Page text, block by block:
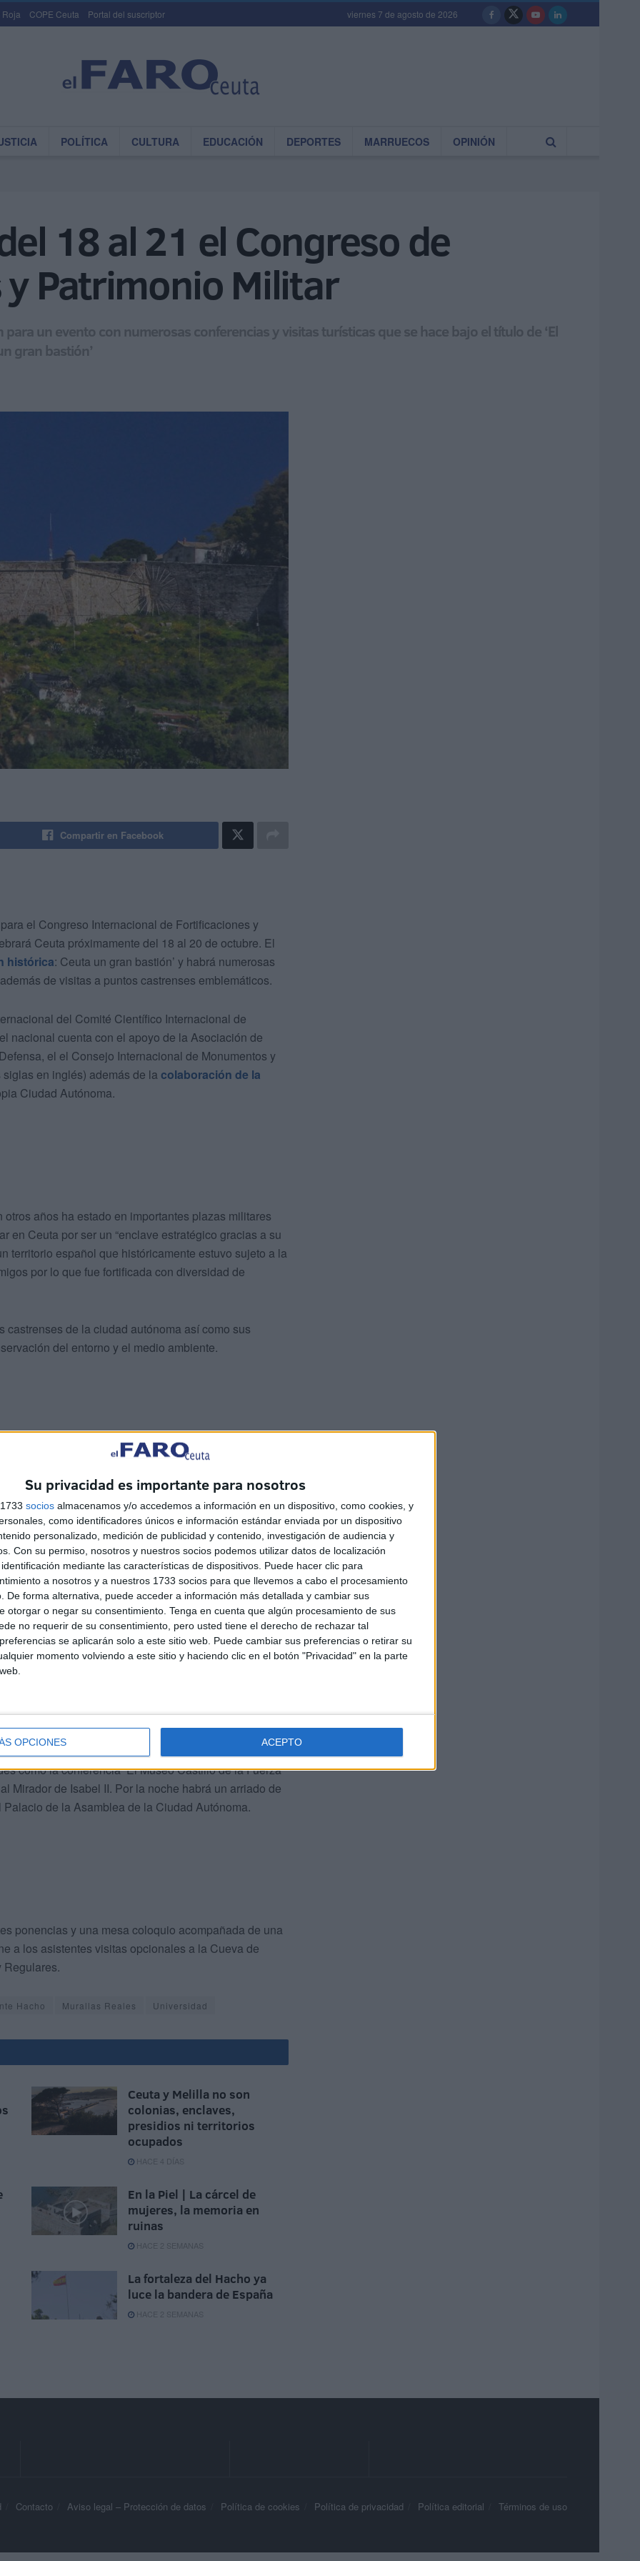
Su privacidad es importante para nosotros
socios almacenamos y/o accedemos a información en un dispositivo, como cookies, y
como identificadores únicos e información estándar enviada por un dispositivo
personalizado, medición de publicidad y contenido, investigación de audiencia y
Con su permiso, nosotros y nuestros socios podemos utilizar datos de localización
mediante las características de dispositivos. Puede hacer clic para
a nosotros y a nuestros 1733 socios para que llevemos a cabo el procesamiento
De forma alternativa, puede acceder a información más detallada y cambiar sus
otorgar o negar su consentimiento. Tenga en cuenta que algún procesamiento de sus
no requerir de su consentimiento, pero usted tiene el derecho de rechazar tal
se aplicarán solo a este sitio web. Puede cambiar sus preferencias o retirar su
momento volviendo a este sitio y haciendo clic en el botón "Privacidad" en la parte
OPCIONES ACEPTO
Roja COPE Ceuta Portal del suscriptor viernes 7 de agosto de 2026
POLÍTICA CULTURA EDUCACIÓN DEPORTES MARRUECOS OPINIÓN
18 al 21 el Congreso de
Patrimonio Militar
un evento con numerosas conferencias y visitas turísticas que se hace bajo el título de ‘El
gran bastión’
Compartir en Facebook
el Congreso Internacional de Fortificaciones y
Ceuta próximamente del 18 al 20 de octubre. El
histórica: Ceuta un gran bastión’ y habrá numerosas
de visitas a puntos castrenses emblemáticos.
del Comité Científico Internacional de
nacional cuenta con el apoyo de la Asociación de
el el Consejo Internacional de Monumentos y
en inglés) además de la colaboración de la
Ciudad Autónoma.
años ha estado en importantes plazas militares
en Ceuta por ser un “enclave estratégico gracias a su
territorio español que históricamente estuvo sujeto a la
por lo que fue fortificada con diversidad de
de la ciudad autónoma así como sus
del entorno y el medio ambiente.
por la mañanaen las Murallas Reales. Acto
cultural ceutí, los recursos del Ministerio de
en torno a estas Murallas Reales. También
fortificación o una visita guiada a este patrimonio.
abaluartados de la ciudad o las fortificaciones
al XVI. Igualmente, habrá espacio para conocer mejor
Fortaleza del Hacho que incluirá un cañonazo.
como la conferencia ‘El Museo Castillo de la Fuerza
Mirador de Isabel II. Por la noche habrá un arriado de
de la Asamblea de la Ciudad Autónoma.
ponencias y una mesa coloquio acompañada de una
a los asistentes visitas opcionales a la Cueva de
Regulares.
Hacho Murallas Reales Universidad
Ceuta y Melilla no son
colonias, enclaves,
presidios ni territorios
ocupados
HACE 4 DÍAS
En la Piel | La cárcel de
mujeres, la memoria en
ruinas
HACE 2 SEMANAS
La fortaleza del Hacho ya
luce la bandera de España
HACE 2 SEMANAS
Contacto Aviso legal – Protección de datos Política de cookies Política de privacidad Política editorial Términos de uso